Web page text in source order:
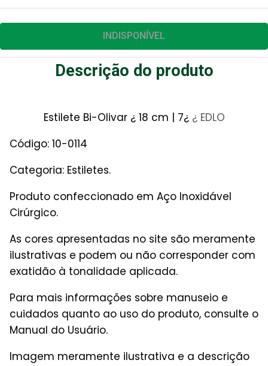
INDISPONÍVEL
Descrição do produto
Estilete Bi-Olivar ¿ 18 cm | 7¿¿ EDLO
Código: 10-0114
Categoria: Estiletes.
Produto confeccionado em Aço Inoxidável
Cirúrgico.
As cores apresentadas no site são meramente
ilustrativas e podem ou não corresponder com
exatidão à tonalidade aplicada.
Para mais informações sobre manuseio e
cuidados quanto ao uso do produto, consulte o
Manual do Usuário.
Imagem meramente ilustrativa e a descrição